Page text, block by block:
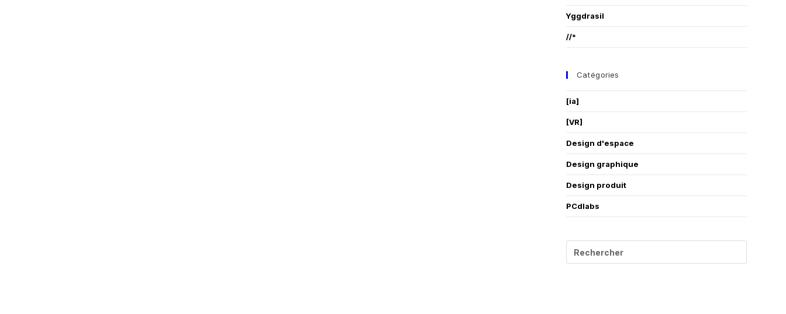
Yggdrasil
//*
Catégories
[ia]
[VR]
Design d'espace
Design graphique
Design produit
PCdlabs